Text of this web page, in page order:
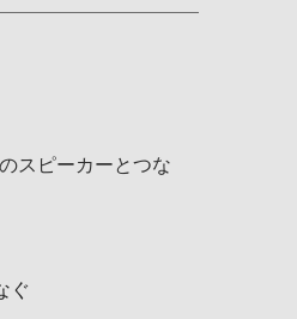
スピーカーとつな
ぐ